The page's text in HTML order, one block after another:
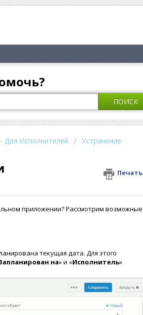
ПОИСК
Для Исполнителей
Устранение
Печать
приложении? Рассмотрим возможные
текущая дата. Для этого
на» и «Исполнитель»